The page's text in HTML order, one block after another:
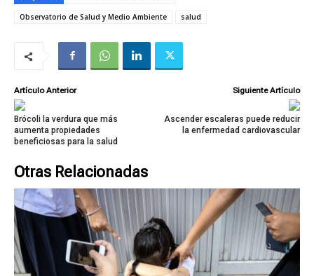
Observatorio de Salud y Medio Ambiente
salud
Artículo Anterior
Brócoli la verdura que más
aumenta propiedades
beneficiosas para la salud
Siguiente Artículo
Ascender escaleras puede reducir
la enfermedad cardiovascular
Otras Relacionadas